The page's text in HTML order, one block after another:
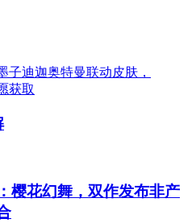
樱花幻舞，双作发布非产